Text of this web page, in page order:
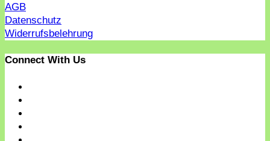
AGB
Datenschutz
Widerrufsbelehrung
Connect With Us